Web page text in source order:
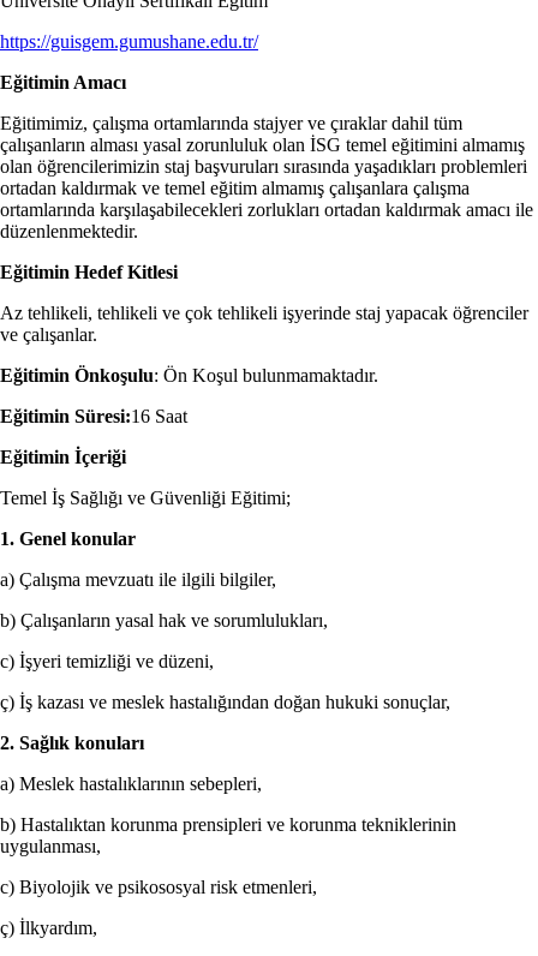
https://guisgem.gumushane.edu.tr/
Eğitimin Amacı
Eğitimimiz, çalışma ortamlarında stajyer ve çıraklar dahil tüm
çalışanların alması yasal zorunluluk olan İSG temel eğitimini almamış
olan öğrencilerimizin staj başvuruları sırasında yaşadıkları problemleri
ortadan kaldırmak ve temel eğitim almamış çalışanlara çalışma
ortamlarında karşılaşabilecekleri zorlukları ortadan kaldırmak amacı ile
düzenlenmektedir.
Eğitimin Hedef Kitlesi
Az tehlikeli, tehlikeli ve çok tehlikeli işyerinde staj yapacak öğrenciler
ve çalışanlar.
Eğitimin Önkoşulu: Ön Koşul bulunmamaktadır.
Eğitimin Süresi:16 Saat
Eğitimin İçeriği
Temel İş Sağlığı ve Güvenliği Eğitimi;
1. Genel konular
a) Çalışma mevzuatı ile ilgili bilgiler,
b) Çalışanların yasal hak ve sorumlulukları,
c) İşyeri temizliği ve düzeni,
ç) İş kazası ve meslek hastalığından doğan hukuki sonuçlar,
2. Sağlık konuları
a) Meslek hastalıklarının sebepleri,
b) Hastalıktan korunma prensipleri ve korunma tekniklerinin
uygulanması,
c) Biyolojik ve psikososyal risk etmenleri,
ç) İlkyardım,